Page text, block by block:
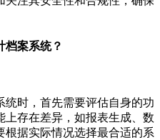
档案系统？
时，首先需要评估自身的功
存在差异，如报表生成、数
据实际情况选择最合适的系